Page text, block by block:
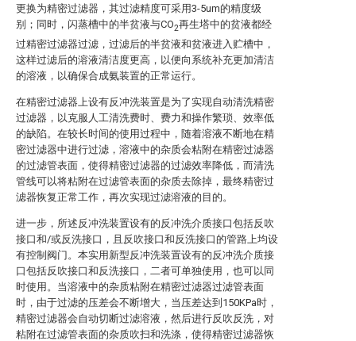
更换为精密过滤器，其过滤精度可采用3-5um的精度级
别；同时，闪蒸槽中的半贫液与CO2再生塔中的贫液都经
过精密过滤器过滤，过滤后的半贫液和贫液进入贮槽中，
这样过滤后的溶液清洁度更高，以便向系统补充更加清洁
的溶液，以确保合成氨装置的正常运行。
在精密过滤器上设有反冲洗装置是为了实现自动清洗精密
过滤器，以克服人工清洗费时、费力和操作繁琐、效率低
的缺陷。在较长时间的使用过程中，随着溶液不断地在精
密过滤器中进行过滤，溶液中的杂质会粘附在精密过滤器
的过滤管表面，使得精密过滤器的过滤效率降低，而清洗
管线可以将粘附在过滤管表面的杂质去除掉，最终精密过
滤器恢复正常工作，再次实现过滤溶液的目的。
进一步，所述反冲洗装置设有的反冲洗介质接口包括反吹
接口和/或反洗接口，且反吹接口和反洗接口的管路上均设
有控制阀门。本实用新型反冲洗装置设有的反冲洗介质接
口包括反吹接口和反洗接口，二者可单独使用，也可以同
时使用。当溶液中的杂质粘附在精密过滤器过滤管表面
时，由于过滤的压差会不断增大，当压差达到150KPa时，
精密过滤器会自动切断过滤溶液，然后进行反吹反洗，对
粘附在过滤管表面的杂质吹扫和洗涤，使得精密过滤器恢